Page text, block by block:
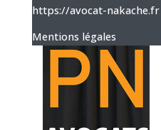
https://avocat-nakache.fr
Mentions légales